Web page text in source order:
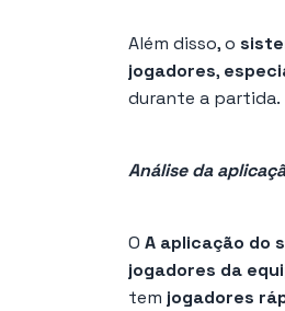
Além disso, o
jogadores,
durante a partida.
Análise da
O A aplicação do
jogadores da
tem jogadores